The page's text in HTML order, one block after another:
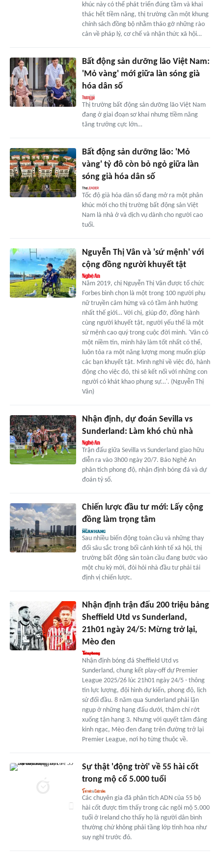
khúc này có thể phát triển đúng tầm và khai
thác hết tiềm năng, thị trường cần một khung
chính sách đồng bộ nhằm tháo gỡ những rào
cản về pháp lý, cơ chế và nhận thức xã hội…
Bất động sản dưỡng lão Việt Nam:
'Mỏ vàng' mới giữa làn sóng già
hóa dân số
Thị trường bất động sản dưỡng lão Việt Nam
đang ở giai đoạn sơ khai nhưng tiềm năng
tăng trưởng cực lớn…
Bất động sản dưỡng lão: 'Mỏ
vàng' tỷ đô còn bỏ ngỏ giữa làn
sóng già hóa dân số
Tốc độ già hóa dân số đang mở ra một phân
khúc mới cho thị trường bất động sản Việt
Nam là nhà ở và dịch vụ dành cho người cao
tuổi.
Nguyễn Thị Vân và 'sứ mệnh' với
cộng đồng người khuyết tật
Năm 2019, chị Nguyễn Thị Vân được tổ chức
Forbes bình chọn là một trong 100 người phụ
nữ truyền cảm hứng và có tầm ảnh hưởng
nhất thế giới… Với chị, giúp đỡ, đồng hành
cùng người khuyết tật, người yếu thế là một
sứ mệnh cao quý trong cuộc đời mình. 'Vân có
một niềm tin, mình hãy làm tốt nhất có thể,
luôn tỏa ra một năng lượng mong muốn giúp
các bạn khuyết tật. Mình nghĩ về việc đó, hành
động cho việc đó, thì sẽ kết nối với những con
người có khát khao phụng sự…'. (Nguyễn Thị
Vân)
Nhận định, dự đoán Sevilla vs
Sunderland: Làm khó chủ nhà
Trận đấu giữa Sevilla vs Sunderland giao hữu
diễn ra vào 3h00 ngày 20/7. Báo Nghệ An
phân tích phong độ, nhận định bóng đá và dự
đoán tỷ số.
Chiến lược đầu tư mới: Lấy cộng
đồng làm trọng tâm
Sau nhiều biến động toàn cầu và những thay
đổi sâu sắc trong bối cảnh kinh tế xã hội, thị
trường bất động sản toàn cầu đang bước vào
một chu kỳ mới, đòi hỏi nhà đầu tư phải tái
định vị chiến lược.
Nhận định trận đấu 200 triệu bảng
Sheffield Utd vs Sunderland,
21h01 ngày 24/5: Mừng trở lại,
Mèo đen
Nhận định bóng đá Sheffield Utd vs
Sunderland, chung kết play-off dự Premier
League 2025/26 lúc 21h01 ngày 24/5 - thông
tin lực lượng, đội hình dự kiến, phong độ, lịch
sử đối đầu. 8 năm qua Sunderland phải lặn
ngụp ở những hạng đấu dưới, thậm chí rớt
xuống tận hạng 3. Nhưng với quyết tâm đáng
kinh ngạc, Mèo đen đang trên đường trở lại
Premier League, nơi họ từng thuộc về.
Sự thật 'động trời' về 55 hài cốt
trong mộ cổ 5.000 tuổi
Các chuyên gia đã phân tích ADN của 55 bộ
hài cốt được tìm thấy trong các ngôi mộ 5.000
tuổi ở Ireland cho thấy họ là người dân bình
thường chứ không phải tầng lớp tinh hoa như
suy nghĩ trước đó.